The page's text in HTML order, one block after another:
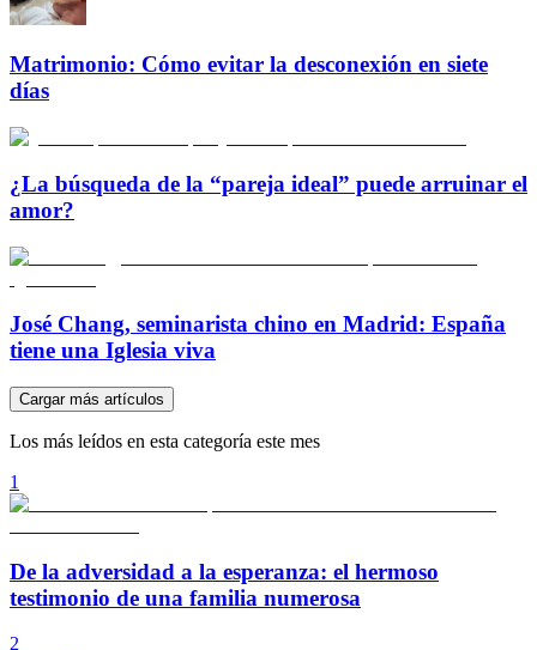
Matrimonio: Cómo evitar la desconexión en siete
días
¿La búsqueda de la “pareja ideal” puede arruinar el
amor?
José Chang, seminarista chino en Madrid: España
tiene una Iglesia viva
Cargar más artículos
Los más leídos en esta categoría este mes
1
De la adversidad a la esperanza: el hermoso
testimonio de una familia numerosa
2